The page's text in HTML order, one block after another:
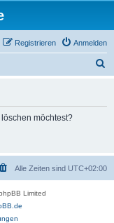
Anmelden
Registrieren
möchtest?
Alle Zeiten sind UTC+02:00
Limited